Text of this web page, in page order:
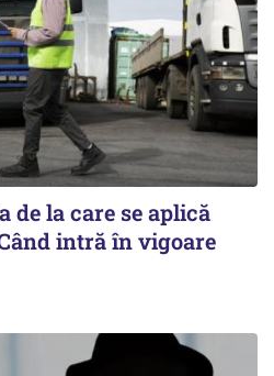
de la care se aplică
intră în vigoare